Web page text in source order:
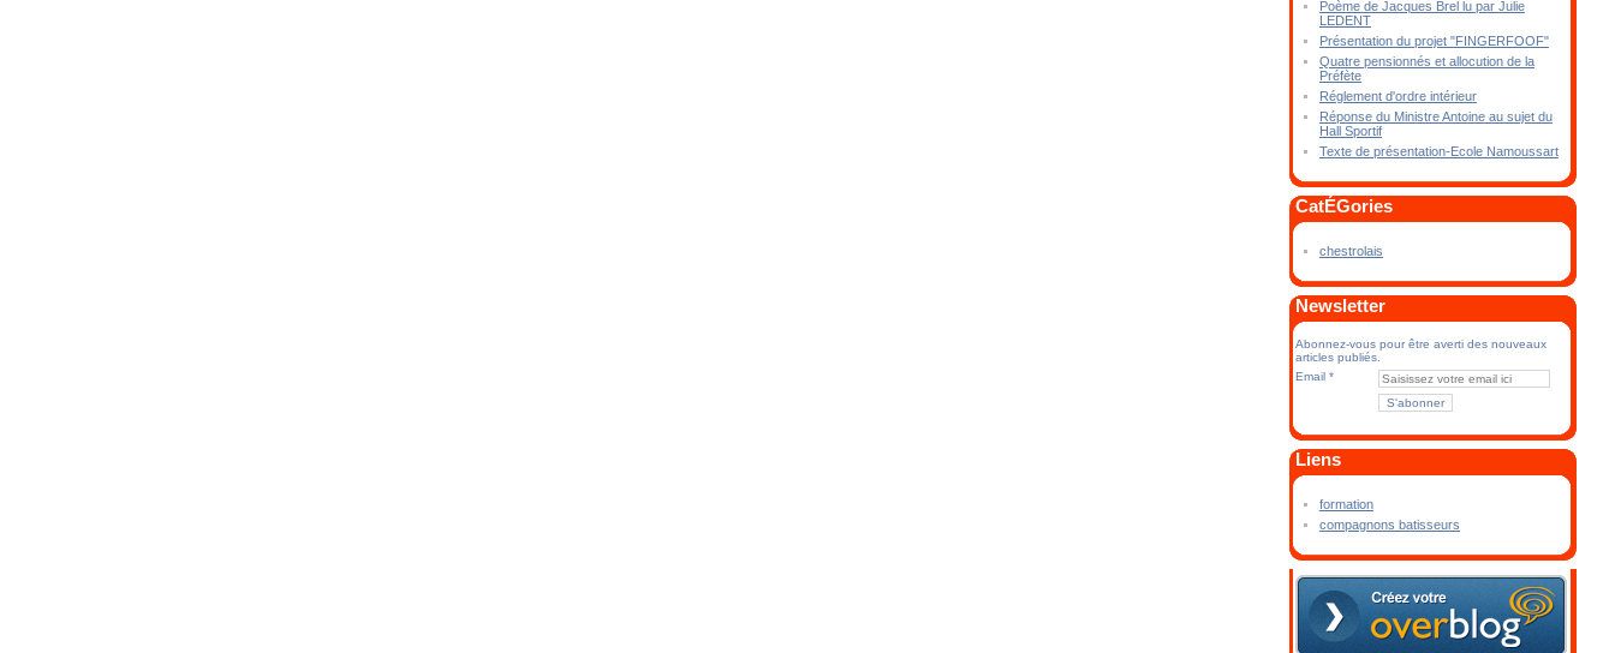
Poème de Jacques Brel lu par Julie
LEDENT
Présentation du projet "FINGERFOOF"
Quatre pensionnés et allocution de la
Préfète
Réglement d'ordre intérieur
Réponse du Ministre Antoine au sujet du
Hall Sportif
Texte de présentation-Ecole Namoussart
CatÉGories
chestrolais
Newsletter
Abonnez-vous pour être averti des nouveaux
articles publiés.
Email
Liens
formation
compagnons batisseurs